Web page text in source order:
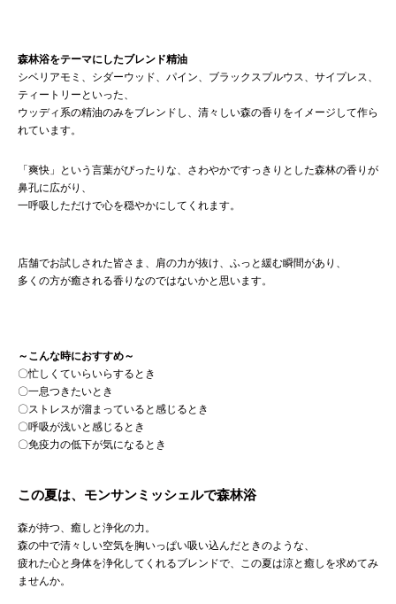
森林浴をテーマにしたブレンド精油
シベリアモミ、シダーウッド、パイン、ブラックスプルウス、サイプレス、
ティートリーといった、
ウッディ系の精油のみをブレンドし、清々しい森の香りをイメージして作ら
れています。
「爽快」という言葉がぴったりな、さわやかですっきりとした森林の香りが
鼻孔に広がり、
一呼吸しただけで心を穏やかにしてくれます。
店舗でお試しされた皆さま、肩の力が抜け、ふっと緩む瞬間があり、
多くの方が癒される香りなのではないかと思います。
～こんな時におすすめ～
〇忙しくていらいらするとき
〇一息つきたいとき
〇ストレスが溜まっていると感じるとき
〇呼吸が浅いと感じるとき
〇免疫力の低下が気になるとき
この夏は、モンサンミッシェルで森林浴
森が持つ、癒しと浄化の力。
森の中で清々しい空気を胸いっぱい吸い込んだときのような、
疲れた心と身体を浄化してくれるブレンドで、この夏は涼と癒しを求めてみ
ませんか。